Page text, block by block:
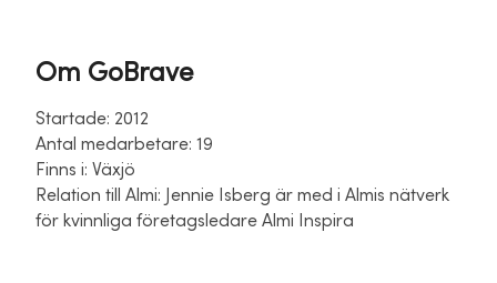
Om GoBrave
Startade: 2012
Antal medarbetare: 19
Finns i: Växjö
Relation till Almi: Jennie Isberg är med i Almis nätverk
för kvinnliga företagsledare Almi Inspira